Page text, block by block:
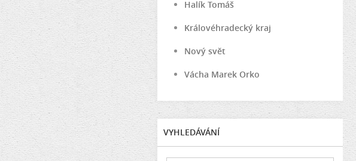
Halík Tomáš
Královéhradecký kraj
Nový svět
Vácha Marek Orko
VYHLEDÁVÁNÍ